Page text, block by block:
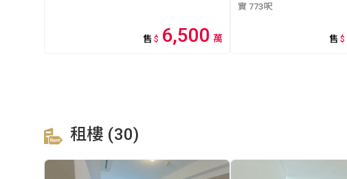
售 $ 6,500 萬
實 773呎
售 $
租樓 (30)